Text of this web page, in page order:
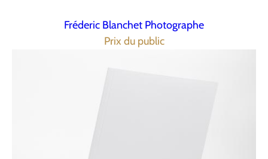
Fréderic Blanchet Photographe
Prix du public